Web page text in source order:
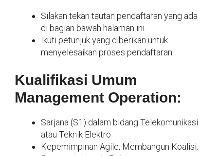
Silakan tekan tautan pendaftaran yang ada
di bagian bawah halaman ini.
Ikuti petunjuk yang diberikan untuk
menyelesaikan proses pendaftaran.
Kualifikasi Umum
Management Operation:
Sarjana (S1) dalam bidang Telekomunikasi
atau Teknik Elektro
Kepemimpinan Agile, Membangun Koalisi,